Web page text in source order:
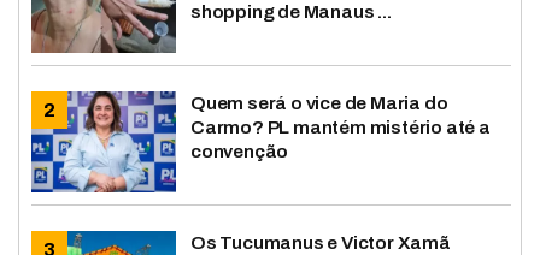
shopping de Manaus ...
Quem será o vice de Maria do
Carmo? PL mantém mistério até a
convenção
Os Tucumanus e Victor Xamã